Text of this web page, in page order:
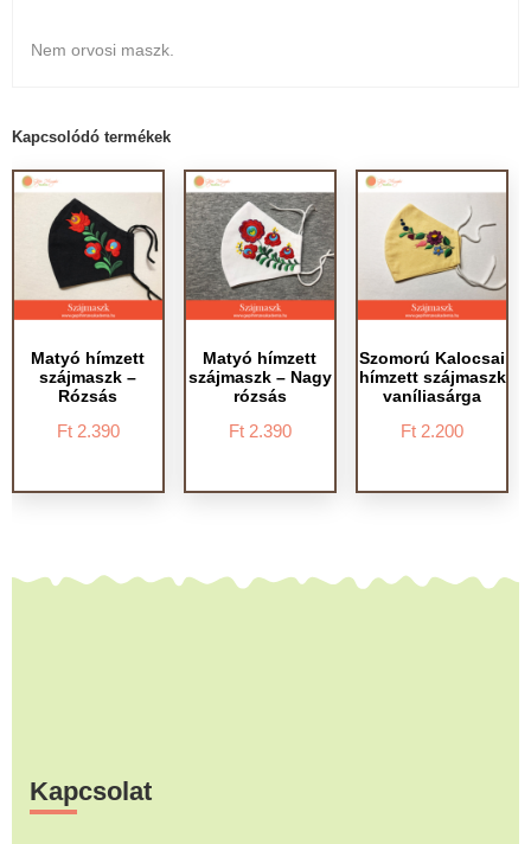
Nem orvosi maszk.
Kapcsolódó termékek
Matyó hímzett
szájmaszk –
Rózsás
Ft2.390
Matyó hímzett
szájmaszk – Nagy
rózsás
Ft2.390
Szomorú Kalocsai
hímzett szájmaszk
vaníliasárga
Ft 2.200
Kapcsolat